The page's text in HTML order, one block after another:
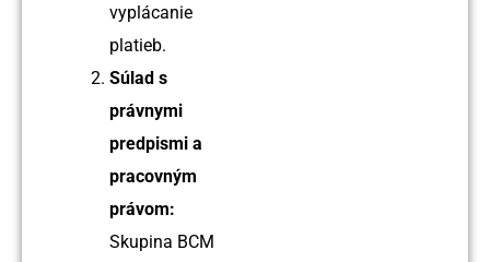
vyplácanie
platieb.
Súlad s
právnymi
predpismi a
pracovným
právom:
Skupina BCM